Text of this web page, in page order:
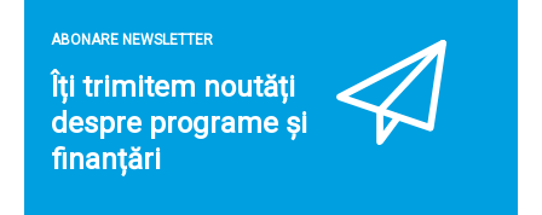
ABONARE NEWSLETTER
Îți trimitem noutăți
despre programe și
finanțări